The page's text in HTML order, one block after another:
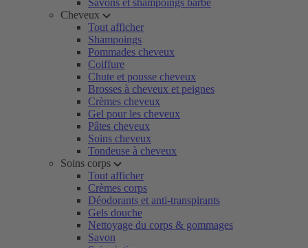
Savons et shampoings barbe
Cheveux
Tout afficher
Shampoings
Pommades cheveux
Coiffure
Chute et pousse cheveux
Brosses à cheveux et peignes
Crèmes cheveux
Gel pour les cheveux
Pâtes cheveux
Soins cheveux
Tondeuse à cheveux
Soins corps
Tout afficher
Crèmes corps
Déodorants et anti-transpirants
Gels douche
Nettoyage du corps & gommages
Savon